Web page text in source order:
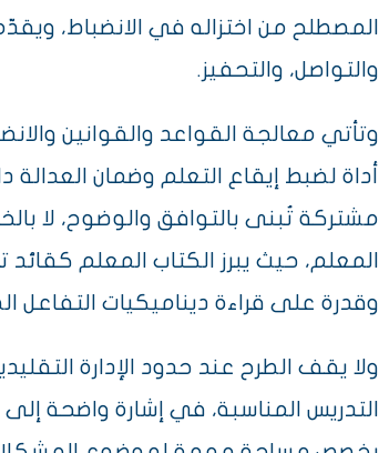
المصطلح من اختزاله في الانضباط،
والتواصل، والتحفيز.
وتأتي معالجة القواعد والقوانين
أداة لضبط إيقاع التعلم وضمان
مشتركة تُبنى بالتوافق والوضوح، لا
المعلم، حيث يبرز الكتاب المعلم كقائد
وقدرة على قراءة ديناميكيات التفاعل
ولا يقف الطرح عند حدود الإدارة
التدريس المناسبة، في إشارة واضحة